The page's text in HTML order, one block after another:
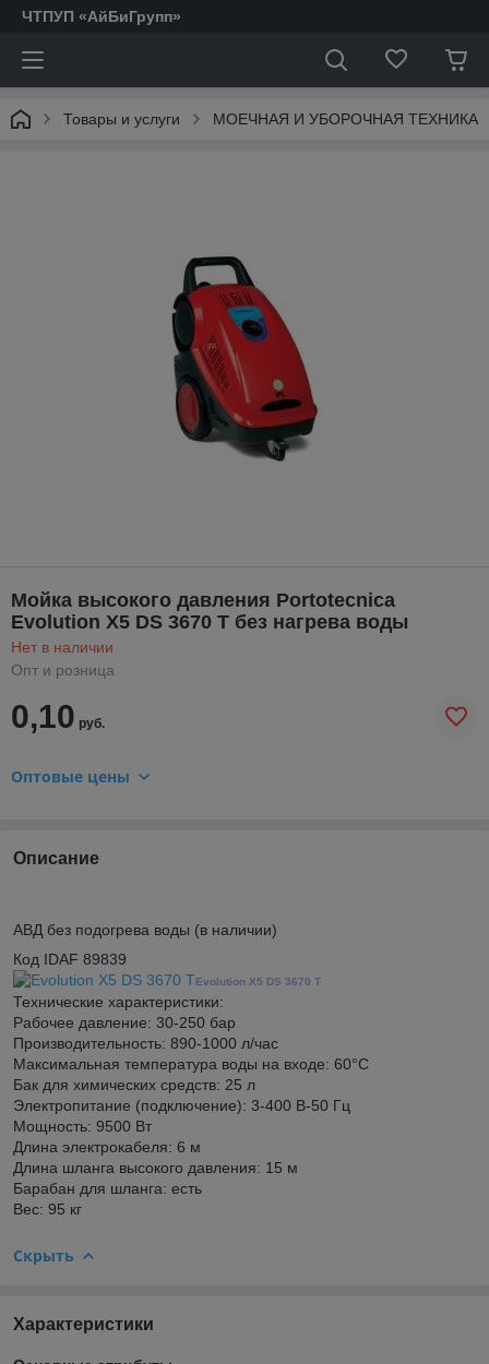
ЧТПУП «АйБиГрупп»
Товары и услуги МОЕЧНАЯ И УБОРОЧНАЯ ТЕХНИКА
Мойка высокого давления Portotecnica
Evolution X5 DS 3670 T без нагрева воды
Нет в наличии
Опт и розница
0,10 руб.
Оптовые цены
Описание
АВД без подогрева воды (в наличии)
Код IDAF 89839
Evolution X5 DS 3670 T
Технические характеристики:
Рабочее давление: 30-250 бар
Производительность: 890-1000 л/час
Максимальная температура воды на входе: 60°С
Бак для химических средств: 25 л
Электропитание (подключение): 3-400 В-50 Гц
Мощность: 9500 Вт
Длина электрокабеля: 6 м
Длина шланга высокого давления: 15 м
Барабан для шланга: есть
Вес: 95 кг
Скрыть
Характеристики